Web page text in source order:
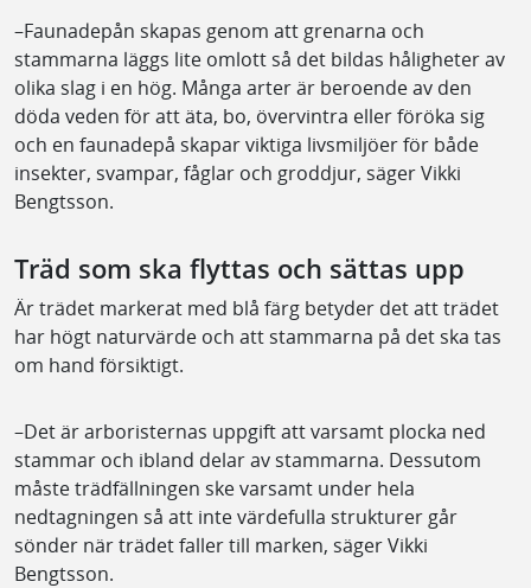
–Faunadepån skapas genom att grenarna och
stammarna läggs lite omlott så det bildas håligheter av
olika slag i en hög. Många arter är beroende av den
döda veden för att äta, bo, övervintra eller föröka sig
och en faunadepå skapar viktiga livsmiljöer för både
insekter, svampar, fåglar och groddjur, säger Vikki
Bengtsson.
Träd som ska flyttas och sättas upp
Är trädet markerat med blå färg betyder det att trädet
har högt naturvärde och att stammarna på det ska tas
om hand försiktigt.
–Det är arboristernas uppgift att varsamt plocka ned
stammar och ibland delar av stammarna. Dessutom
måste trädfällningen ske varsamt under hela
nedtagningen så att inte värdefulla strukturer går
sönder när trädet faller till marken, säger Vikki
Bengtsson.